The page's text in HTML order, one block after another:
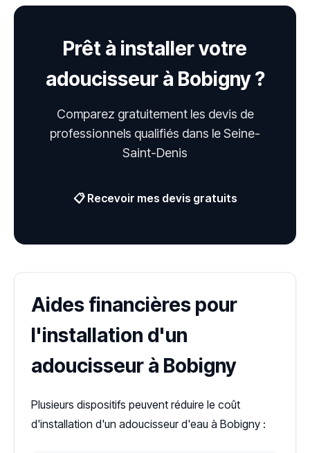
Prêt à installer votre
adoucisseur à Bobigny ?
Comparez gratuitement les devis de
professionnels qualifiés dans le Seine-
Saint-Denis
📋 Recevoir mes devis gratuits
Aides financières pour
l'installation d'un
adoucisseur à Bobigny
Plusieurs dispositifs peuvent réduire le coût
d'installation d'un adoucisseur d'eau à Bobigny :